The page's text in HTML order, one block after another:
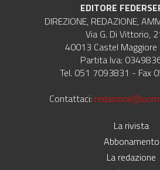
EDITORE
DIREZIONE, REDAZIONE,
Via G. Di Vittorio,
40013 Castel
Partita Iva:
Tel. 051 7093831 - Fax
Contattaci:
La rivista
Abbonamento
La redazione